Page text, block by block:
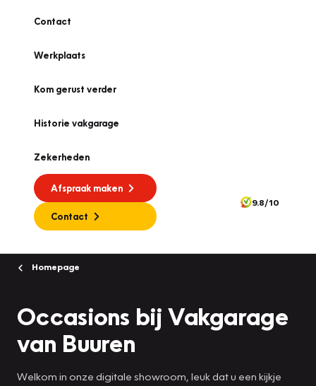
Contact
Werkplaats
Kom gerust verder
Historie vakgarage
Zekerheden
Afspraak maken
Contact
9.8/10
Homepage
Occasions bij Vakgarage
van Buuren
Welkom in onze digitale showroom, leuk dat u een kijkje